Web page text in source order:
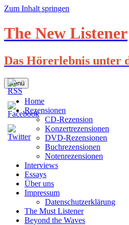
Zum Inhalt springen
The New Listener
Das Hörerlebnis unter
Menü
Home
Rezensionen
CD-Rezension
Konzertrezensionen
DVD-Rezensionen
Buchrezensionen
Notenrezensionen
Interviews
Essays
Über uns
Impressum
Datenschutzerklärung
The Must Listener
Beyond the Waves